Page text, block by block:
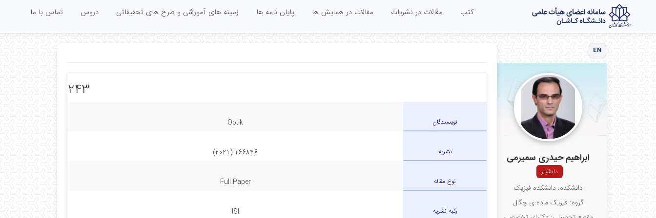
کتب مقالات در نشریات مقالات در همایش ها پایان نامه ها زمینه های آموزشی و طرح های تحقیقاتی دروس تماس با ما
EN
ابراهیم حیدری سمیرمی
دانشیار
دانشکده: دانشکده فیزیک
گروه: فیزیک ماده ی چگال
243
نویسندگان Optik
نشریه 166846 (2021)
نوع مقاله Full Paper
رتبه نشریه ISI